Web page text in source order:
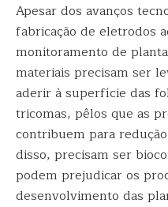
Apesar dos avanços
fabricação de eletrodos
monitoramento de
materiais precisam ser
aderir à superfície das
tricomas, pêlos que as
contribuem para
disso, precisam ser
podem prejudicar os
desenvolvimento das